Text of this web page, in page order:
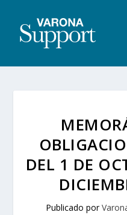
DEL 1 DE
Publicado por